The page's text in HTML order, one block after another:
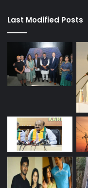
Last Modified Posts